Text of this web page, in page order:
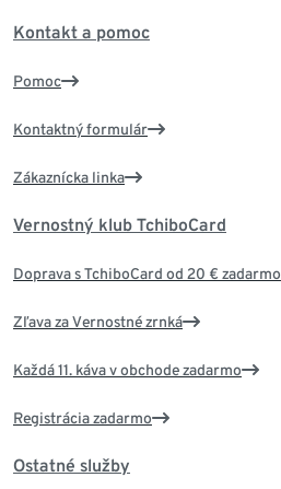
Kontakt a pomoc
Pomoc
Kontaktný formulár
Zákaznícka linka
Vernostný klub TchiboCard
Doprava s TchiboCard od 20 € zadarmo
Zľava za Vernostné zrnká
Každá 11. káva v obchode zadarmo
Registrácia zadarmo
Ostatné služby